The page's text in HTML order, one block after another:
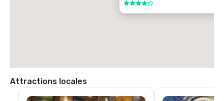
4 sur 5
Attractions locales